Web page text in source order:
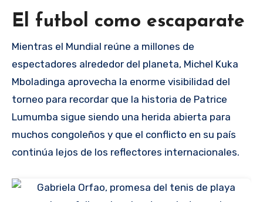
El futbol como escaparate
Mientras el Mundial reúne a millones de
espectadores alrededor del planeta, Michel Kuka
Mboladinga aprovecha la enorme visibilidad del
torneo para recordar que la historia de Patrice
Lumumba sigue siendo una herida abierta para
muchos congoleños y que el conflicto en su país
continúa lejos de los reflectores internacionales.